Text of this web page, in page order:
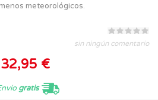
meteorológicos.
sin ningún comentario
32,95 €
gratis